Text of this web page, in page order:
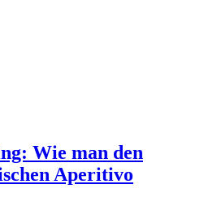
Wie man den
Aperitivo